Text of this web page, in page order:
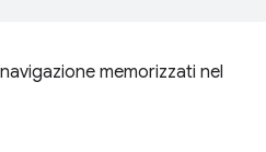
memorizzati nel